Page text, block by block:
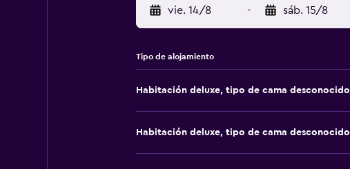
vie. 14/8 - sáb. 15/8
Tipo de alojamiento
Habitación deluxe, tipo de cama desconocido
Habitación deluxe, tipo de cama desconocido